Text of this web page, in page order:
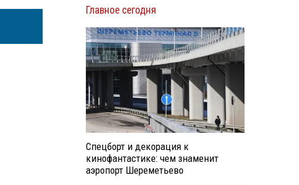
Главное сегодня
Спецборт и декорация к
кинофантастике: чем знаменит
аэропорт Шереметьево